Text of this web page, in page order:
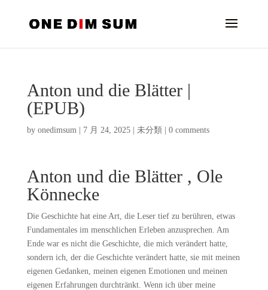
Anton und die Blätter |
(EPUB)
by onedimsum| 7 月 24, 2025| 未分類 0 comments
Anton und die Blätter , Ole
Könnecke
Die Geschichte hat eine Art, die Leser tief zu berühren, etwas
Fundamentales im menschlichen Erleben anzusprechen. Am
Ende war es nicht die Geschichte, die mich verändert hatte,
sondern ich, der die Geschichte verändert hatte, sie mit meinen
eigenen Gedanken, meinen eigenen Emotionen und meinen
eigenen Erfahrungen durchtränkt. Wenn ich über meine